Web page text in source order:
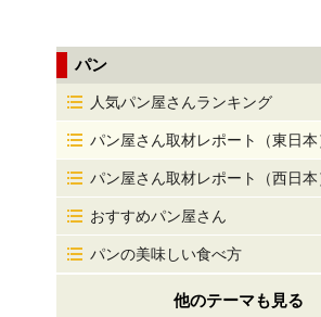
パン
人気パン屋さんランキング
パン屋さん取材レポート（東日本
パン屋さん取材レポート（西日本
おすすめパン屋さん
パンの美味しい食べ方
他のテーマも見る